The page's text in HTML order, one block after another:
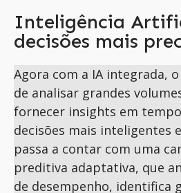
Inteligência
decisões mais
Agora com a IA integrada,
de analisar grandes
fornecer insights em
decisões mais inteligentes
passa a contar com uma
preditiva adaptativa, que
de desempenho, identifica